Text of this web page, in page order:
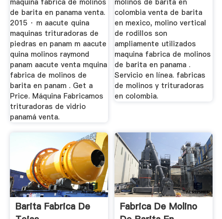
maquina fabrica de molinos
de barita en panama venta.
2015 · m aacute quina
maquinas trituradoras de
piedras en panam m aacute
quina molinos raymond
panam aacute venta mquina
fabrica de molinos de
barita en panam . Get a
Price. Máquina Fabricamos
trituradoras de vidrio
panamá venta.
molinos de barita en
colombia venta de barita
en mexico, molino vertical
de rodillos son
ampliamente utilizados
maquina fabrica de molinos
de barita en panama .
Servicio en línea. fabricas
de molinos y trituradoras
en colombia.
Barita Fabrica De
Fabrica De Molino